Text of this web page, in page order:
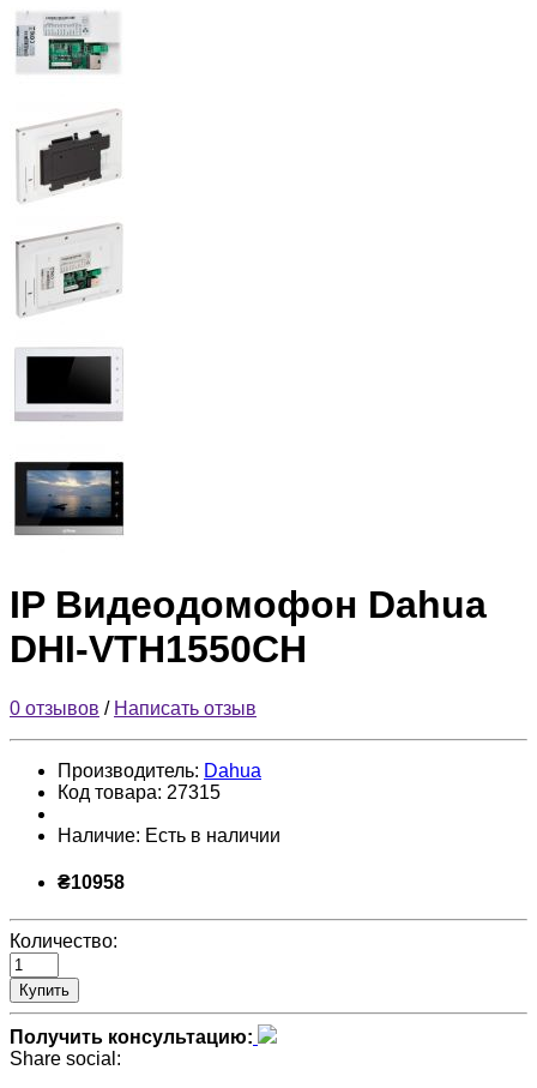
IP Видеодомофон Dahua
DHI-VTH1550CH
0 отзывов / Написать отзыв
Производитель: Dahua
Код товара: 27315
Наличие: Есть в наличии
₴10958
Количество:
Купить
Получить консультацию:
Share social: